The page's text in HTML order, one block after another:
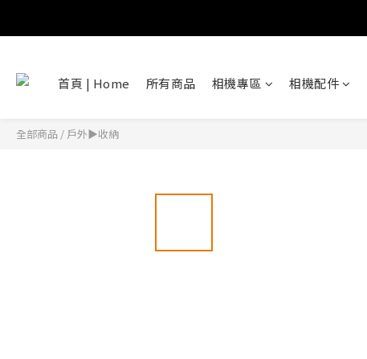
首頁 | Home 所有商品 相機專區 相機配件
全部商品 / 戶外▶收納